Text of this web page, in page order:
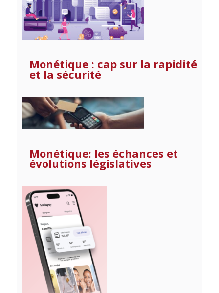
Monétique : cap sur la rapidité
et la sécurité
Monétique: les échances et
évolutions législatives